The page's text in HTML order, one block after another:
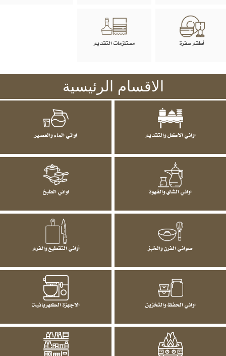
أطقم سفرة مستلزمات التقديم
الاقسام الرئيسية
اواني الاكل والتقديم اواني الماء والعصير
اواني الشاي والقهوة اواني الطبخ
صواني الفرن والخبز أواني التقطيع والفرم
اواني الحفظ والتخزين الاجهزة الكهربائية